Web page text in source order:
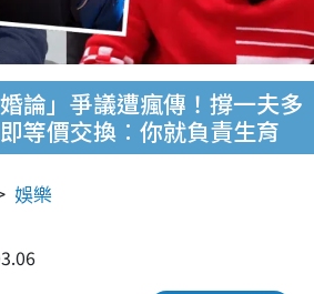
論」爭議遭瘋傳！撐一夫多
等價交換︰你就負責生育
娛樂